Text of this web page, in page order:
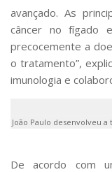
avançado. As
câncer no fígado e
precocemente a
o tratamento”,
imunologia e
João Paulo desenvolveu
De acordo com